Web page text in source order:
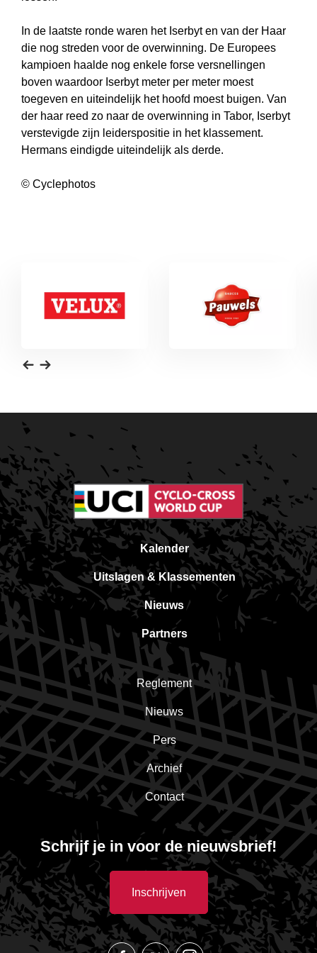
In de laatste ronde waren het Iserbyt en van der Haar
die nog streden voor de overwinning. De Europees
kampioen haalde nog enkele forse versnellingen
boven waardoor Iserbyt meter per meter moest
toegeven en uiteindelijk het hoofd moest buigen. Van
der haar reed zo naar de overwinning in Tabor, Iserbyt
verstevigde zijn leiderspositie in het klassement.
Hermans eindigde uiteindelijk als derde.
© Cyclephotos
Kalender
Uitslagen & Klassementen
Nieuws
Partners
Reglement
Nieuws
Pers
Archief
Contact
Schrijf je in voor de nieuwsbrief!
Inschrijven